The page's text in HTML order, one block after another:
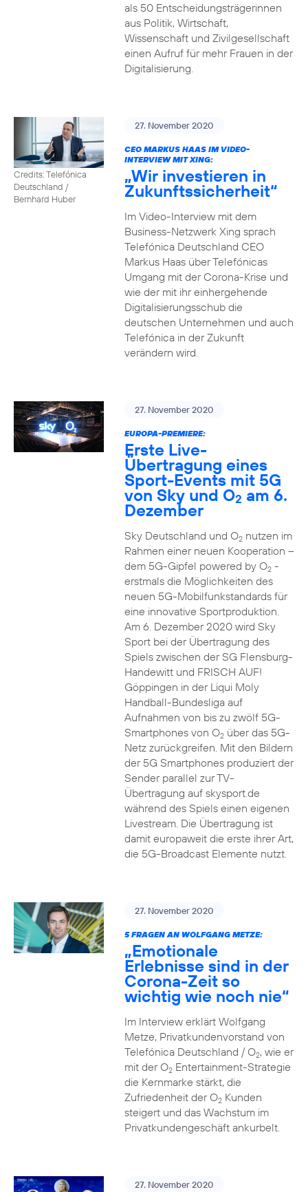
als 50 Entscheidungsträgerinnen
aus Politik, Wirtschaft,
Wissenschaft und Zivilgesellschaft
einen Aufruf für mehr Frauen in der
Digitalisierung.
Credits: Telefónica
Deutschland /
Bernhard Huber
27. November 2020
CEO MARKUS HAAS IM VIDEO-
INTERVIEW MIT XING:
„Wir investieren in
Zukunftssicherheit“
Im Video-Interview mit dem
Business-Netzwerk Xing sprach
Telefónica Deutschland CEO
Markus Haas über Telefónicas
Umgang mit der Corona-Krise und
wie der mit ihr einhergehende
Digitalisierungsschub die
deutschen Unternehmen und auch
Telefónica in der Zukunft
verändern wird.
27. November 2020
EUROPA-PREMIERE:
Erste Live-
Übertragung eines
Sport-Events mit 5G
von Sky und O2 am 6.
Dezember
Sky Deutschland und O2nutzen im
Rahmen einer neuen Kooperation –
dem 5G-Gipfel powered by O2-
erstmals die Möglichkeiten des
neuen 5G-Mobilfunkstandards für
eine innovative Sportproduktion.
Am 6. Dezember 2020 wird Sky
Sport bei der Übertragung des
Spiels zwischen der SG Flensburg-
Handewitt und FRISCH AUF!
Göppingen in der Liqui Moly
Handball-Bundesliga auf
Aufnahmen von bis zu zwölf 5G-
Smartphones von O2über das 5G-
Netz zurückgreifen. Mit den Bildern
der 5G Smartphones produziert der
Sender parallel zur TV-
Übertragung auf skysport.de
während des Spiels einen eigenen
Livestream. Die Übertragung ist
damit europaweit die erste ihrer Art,
die 5G-Broadcast Elemente nutzt.
27. November 2020
5 FRAGEN AN WOLFGANG METZE:
„Emotionale
Erlebnisse sind in der
Corona-Zeit so
wichtig wie noch nie“
Im Interview erklärt Wolfgang
Metze, Privatkundenvorstand von
Telefónica Deutschland / O2, wie er
mit der O2Entertainment-Strategie
die Kernmarke stärkt, die
Zufriedenheit der O2Kunden
steigert und das Wachstum im
Privatkundengeschäft ankurbelt.
27. November 2020